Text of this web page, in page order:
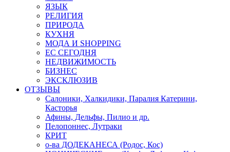
ЯЗЫК
РЕЛИГИЯ
ПРИРОДА
КУХНЯ
МОДА И SHOPPING
ЕС СЕГОДНЯ
НЕДВИЖИМОСТЬ
БИЗНЕС
ЭКСКЛЮЗИВ
ОТЗЫВЫ
Салоники, Халкидики, Паралия Катерини,
Касторья
Афины, Дельфы, Пилио и др.
Пелопоннес, Лутраки
КРИТ
о-ва ДОДЕКАНЕСА (Родос, Кос)